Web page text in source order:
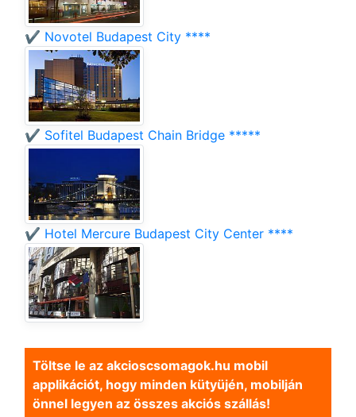
✔️ Novotel Budapest City ****
✔️ Sofitel Budapest Chain Bridge *****
✔️ Hotel Mercure Budapest City Center ****
Töltse le az akcioscsomagok.hu mobil
applikációt, hogy minden kütyüjén, mobilján
önnel legyen az összes akciós szállás!